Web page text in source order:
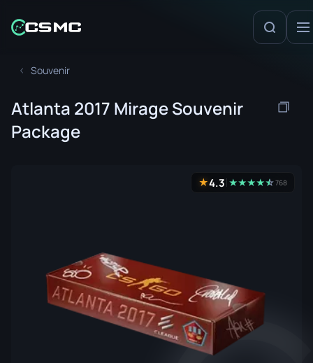
Souvenir
Atlanta 2017 Mirage Souvenir
Package
★4.3 ★★★★★
☆768